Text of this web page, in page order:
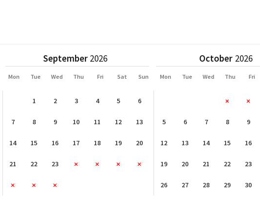
September October
Mon Tue Wed Thu Fri Sat Sun Mon Tue Wed Thu Fri
1 2 3 4 5 6
7 8 9 10 11 12 13
14 15 16 17 18 19 20
21 22 23 24 25 26 27
28 29 30
1 2
5 6 7 8 9
12 13 14 15 16
19 20 21 22 23
26 27 28 29 30